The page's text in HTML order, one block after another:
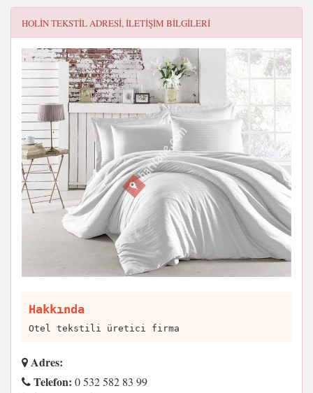
HOLIN TEKSTILADRESI, ILETIŞIM BILGILERI
Hakkında
Otel tekstili üretici firma
Adres:
Telefon: 0 532 582 83 99